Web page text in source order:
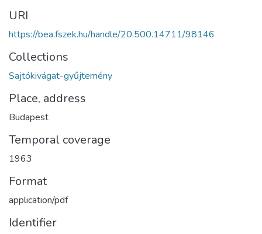
URI
https://bea.fszek.hu/handle/20.500.14711/98146
Collections
Sajtókivágat-gyűjtemény
Place, address
Budapest
Temporal coverage
1963
Format
application/pdf
Identifier